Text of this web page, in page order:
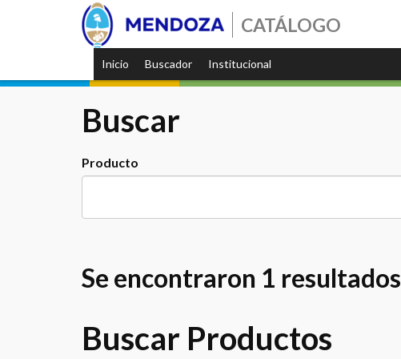
CATÁLOGO
Inicio Buscador Institucional
Buscar
Producto
Se encontraron 1 resultados
Buscar Productos